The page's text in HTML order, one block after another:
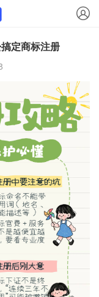
定商标注册